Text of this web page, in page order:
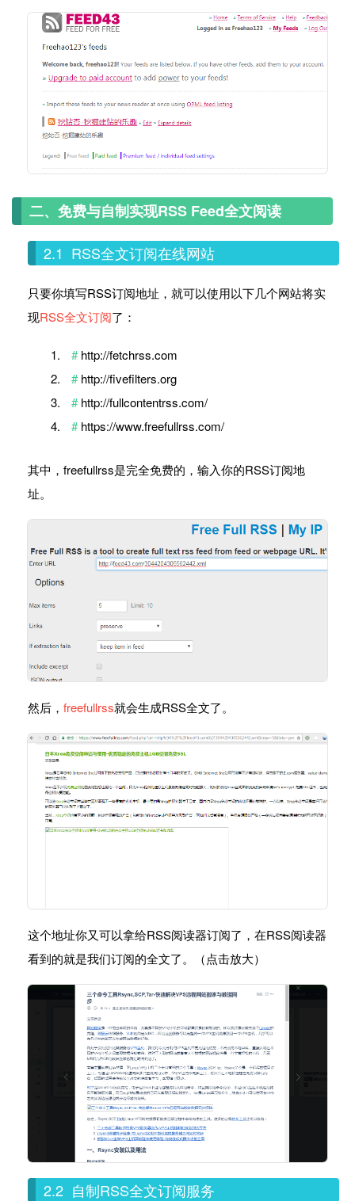
二、免费与自制实现RSS Feed全文阅读
2.1 RSS全文订阅在线网站
只要你填写RSS订阅地址，就可以使用以下几个网站将实
现RSS全文订阅了：
http://fetchrss.com
http://fivefilters.org
http://fullcontentrss.com/
https://www.freefullrss.com/
其中，freefullrss是完全免费的，输入你的RSS订阅地
址。
然后， freefullrss就会生成RSS全文了。
这个地址你又可以拿给RSS阅读器订阅了，在RSS阅读器
看到的就是我们订阅的全文了。（点击放大）
2.2 自制RSS全文订阅服务